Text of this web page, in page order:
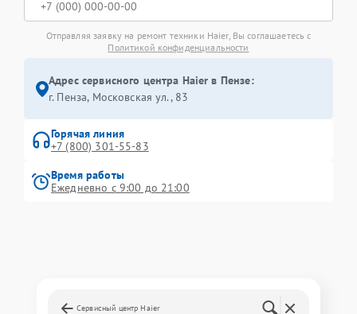
Отправляя заявку на ремонт техники Haier, Вы соглашаетесь с
Политикой конфиденциальности
Адрес сервисного центра Haier в Пензе:
г. Пенза, Московская ул., 83
Горячая линия
+7 (800) 301-55-83
Время работы
Ежедневно с 9:00 до 21:00
Сервисный центр Haier